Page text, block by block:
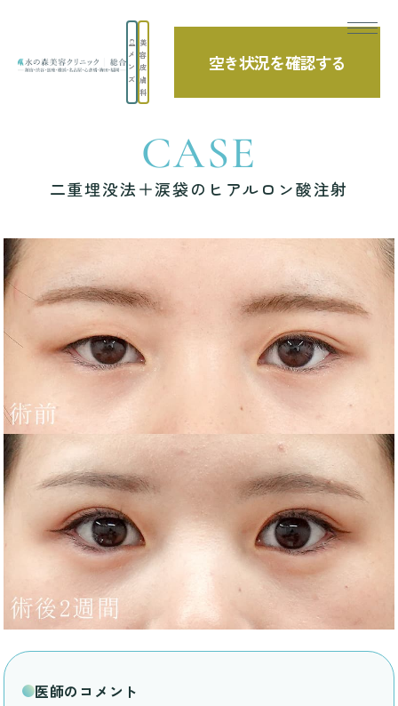
メ
ン
ズ
美
容
皮
膚
科
空き状況を確認する
TOP 症例写真 二重埋没法＋涙袋のヒアルロン酸注射
CASE
二重埋没法＋涙袋のヒアルロン酸注射
医師のコメント